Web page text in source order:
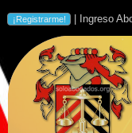
| Ingreso